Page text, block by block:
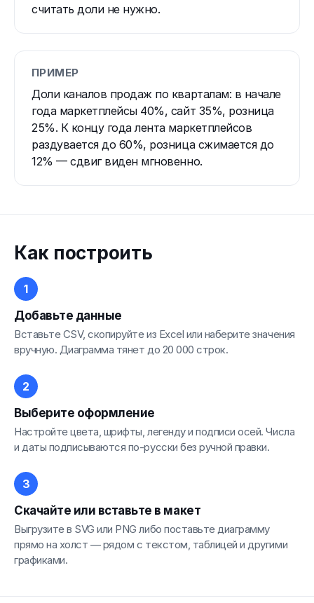
считать доли не нужно.
ПРИМЕР
Доли каналов продаж по кварталам: в начале
года маркетплейсы 40%, сайт 35%, розница
25%. К концу года лента маркетплейсов
раздувается до 60%, розница сжимается до
12% — сдвиг виден мгновенно.
Как построить
Добавьте данные
Вставьте CSV, скопируйте из Excel или наберите значения
вручную. Диаграмма тянет до 20 000 строк.
Выберите оформление
Настройте цвета, шрифты, легенду и подписи осей. Числа
и даты подписываются по-русски без ручной правки.
Скачайте или вставьте в макет
Выгрузите в SVG или PNG либо поставьте диаграмму
прямо на холст — рядом с текстом, таблицей и другими
графиками.